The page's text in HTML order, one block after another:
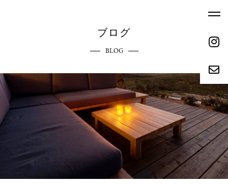
ホーム
HOME
エクステリアへのこだわり
COMMITMENT
参考価格
REFERENCE PRICE
施工実績
ブログ
BLOG